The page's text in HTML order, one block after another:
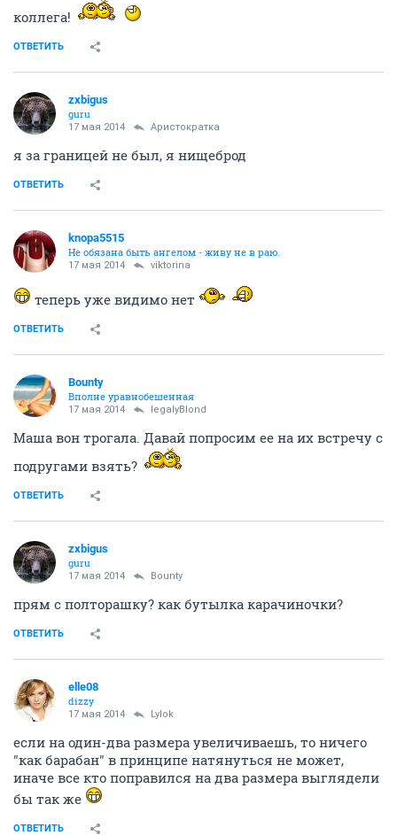
коллега!
ОТВЕТИТЬ
zxbigus
guru
17 мая 2014 Аристократка
я за границей не был, я нищеброд
ОТВЕТИТЬ
knopa5515
Не обязана быть ангелом - живу не в раю.
17 мая 2014 viktorina
теперь уже видимо нет
ОТВЕТИТЬ
Bounty
Вполне уравнобешенная
17 мая 2014 legalyBlond
Маша вон трогала. Давай попросим ее на их встречу с
подругами взять?
ОТВЕТИТЬ
zxbigus
guru
17 мая 2014 Bounty
прям с полторашку? как бутылка карачиночки?
ОТВЕТИТЬ
elle08
dizzy
17 мая 2014 Lylok
если на один-два размера увеличиваешь, то ничего
"как барабан" в принципе натянуться не может,
иначе все кто поправился на два размера выглядели
бы так же
ОТВЕТИТЬ